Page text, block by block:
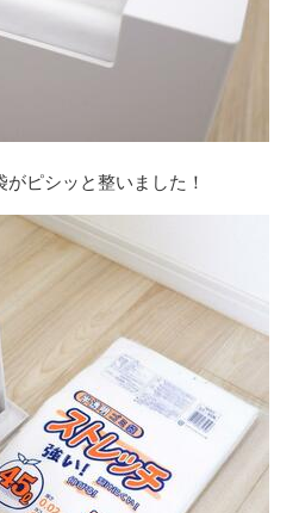
ピシッと整いました！